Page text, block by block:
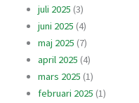
juli 2025 (3)
juni 2025 (4)
maj 2025 (7)
april 2025 (4)
mars 2025 (1)
februari 2025 (1)